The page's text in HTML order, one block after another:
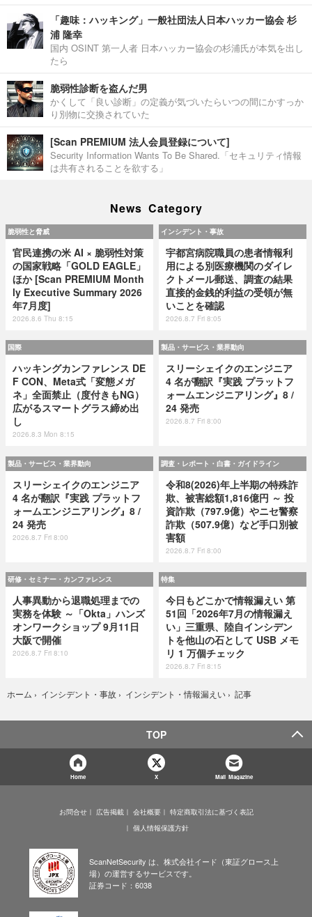
「趣味：ハッキング」一般社団法人日本ハッカー協会 杉
浦 隆幸
国内 OSINT 第一人者 日本ハッカー協会の杉浦氏が本気を出し
たら
脆弱性診断を盗んだ男
かくして「良い診断」の定義が気づいたらいつの間にかすっか
り別物に交換されていた
[Scan PREMIUM 法人会員登録について]
Security Information Wants To Be Shared.「セキュリティ情報
は共有されることを欲する」
News Category
脆弱性と脅威
官民連携の米 AI × 脆弱性対策
の国家戦略「GOLD EAGLE」
ほか [Scan PREMIUM Month
ly Executive Summary 2026
年7月度]
2026.8.6 Thu 8:15
インシデント・事故
宇都宮病院職員の患者情報利
用による別医療機関のダイレ
クトメール郵送、調査の結果
直接的金銭的利益の受領が無
いことを確認
2026.8.7 Fri 8:05
国際
ハッキングカンファレンス DE
F CON、Meta式「変態メガ
ネ」全面禁止（度付きもNG）
広がるスマートグラス締め出
し
2026.8.3 Mon 8:15
製品・サービス・業界動向
スリーシェイクのエンジニア
4 名が翻訳『実践 プラットフ
ォームエンジニアリング』8 /
24 発売
2026.8.7 Fri 8:00
製品・サービス・業界動向
スリーシェイクのエンジニア
4 名が翻訳『実践 プラットフ
ォームエンジニアリング』8 /
24 発売
2026.8.7 Fri 8:00
調査・レポート・白書・ガイドライン
令和8(2026)年上半期の特殊詐
欺、被害総額1,816億円 ～ 投
資詐欺（797.9億）やニセ警察
詐欺（507.9億）など手口別被
害額
2026.8.7 Fri 8:00
研修・セミナー・カンファレンス
人事異動から退職処理までの
実務を体験 ～「Okta」ハンズ
オンワークショップ 9月11日
大阪で開催
2026.8.7 Fri 8:10
特集
今日もどこかで情報漏えい 第
51回「2026年7月の情報漏え
い」三重県、陸自インシデン
トを他山の石として USB メモ
リ 1 万個チェック
2026.8.7 Fri 8:15
ホーム › インシデント・事故 › インシデント・情報漏えい › 記事
TOP
Home X Mail Magazine
お問合せ 広告掲載 会社概要
特定商取引法に基づく表記
個人情報保護方針
ScanNetSecurity は、株式会社イード（東証グロース上
場）の運営するサービスです。
証券コード：6038